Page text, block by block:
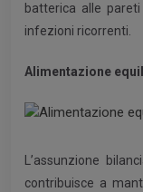
batterica alle
infezioni ricorrenti.
Alimentazione
L’assunzione
contribuisce a